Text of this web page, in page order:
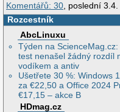
Komentářů: 30, poslední
Rozcestník
AbcLinuxu
Týden na ScienceMag.cz:
test nenašel žádný rozdíl
vodíkem a antiv
Ušetřete 30 %: Windows
za €22,50 a Office 2024
€17,15 – akce B
HDmag.cz